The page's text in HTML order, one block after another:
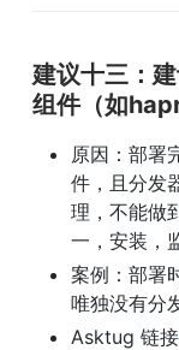
建议十三：
组件（如
原因：部署
件，且分发
理，不能做
一，安装，
案例：部署
唯独没有分
Asktug 链接